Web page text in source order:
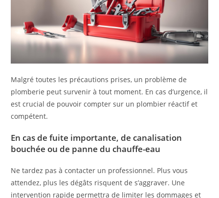
Malgré toutes les précautions prises, un problème de
plomberie peut survenir à tout moment. En cas d’urgence, il
est crucial de pouvoir compter sur un plombier réactif et
compétent.
En cas de fuite importante, de canalisation
bouchée ou de panne du chauffe-eau
Ne tardez pas à contacter un professionnel. Plus vous
attendez, plus les dégâts risquent de s’aggraver. Une
intervention rapide permettra de limiter les dommages et